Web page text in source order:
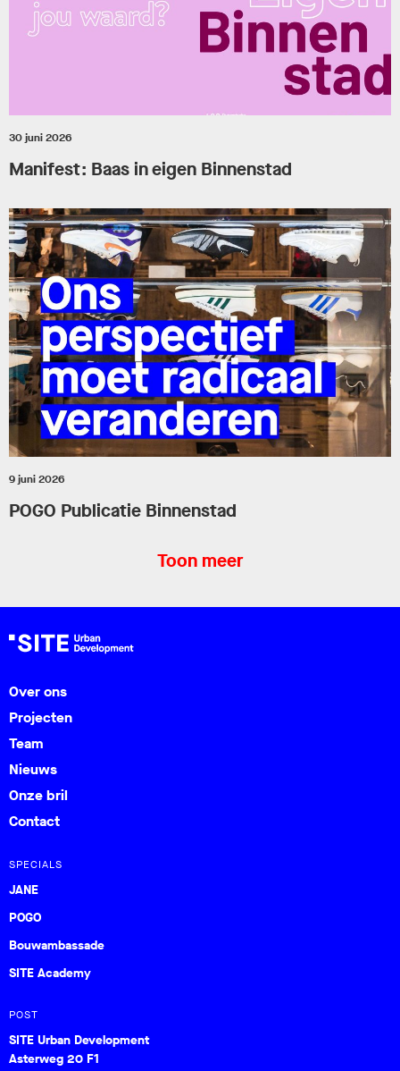
30 juni 2026
Manifest: Baas in eigen Binnenstad
9 juni 2026
POGO Publicatie Binnenstad
Toon meer
Over ons
Projecten
Team
Nieuws
Onze bril
Contact
SPECIALS
JANE
POGO
Bouwambassade
SITE Academy
POST
SITE Urban Development
Asterweg 20 F1